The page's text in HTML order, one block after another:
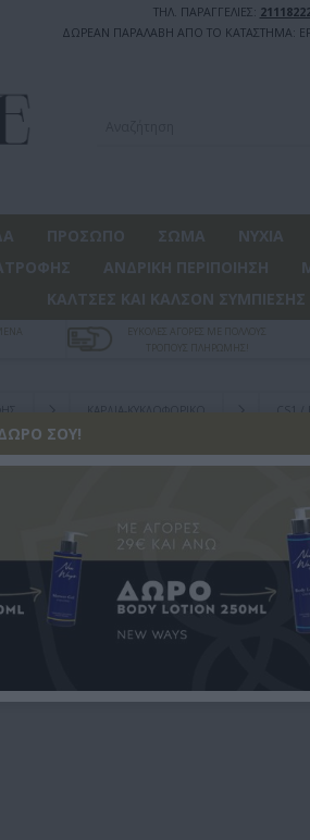
ΤΗΛ. ΠΑΡΑΓΓΕΛΙΕΣ:
ΔΩΡΕΑΝ ΠΑΡΑΛΑΒΗ ΑΠΟ ΤΟ ΚΑΤΑΣΤΗΜΑ:
ΠΡΟΣΩΠΟ ΣΩΜΑ ΝΥΧΙΑ
ΑΝΔΡΙΚΗ ΠΕΡΙΠΟΙΗΣΗ
ΚΑΛΤΣΕΣ ΚΑΙ ΚΑΛΣΟΝ ΣΥΜΠΙΕΣΗΣ
ΕΥΚΟΛΕΣ ΑΓΟΡΕΣ ΜΕ ΠΟΛΛΟΥΣ
ΤΡΟΠΟΥΣ ΠΛΗΡΩΜΗΣ!
ΚΑΡΔΙΑ-ΚΥΚΛΟΦΟΡΙΚΟ CS1
CAPS
ΔΙΑΘΈΣΙΜΟ
ΣΟΥ!